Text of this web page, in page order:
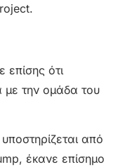
ότι
με την ομάδα του
από
έκανε επίσημο